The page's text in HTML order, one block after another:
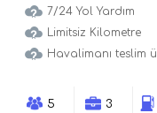
7/24 Yol Yardım
Limitsiz Kilometre
Havalimanı teslim
5 3